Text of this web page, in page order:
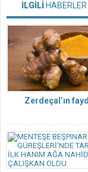
İLGİLİ HABERLER
Zerdeçal’ın